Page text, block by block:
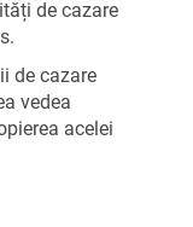
de cazare
de cazare
vedea
acelei